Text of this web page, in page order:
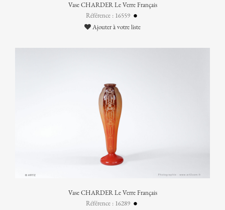
Vase CHARDER Le Verre Français
Référence : 16559
Ajouter à votre liste
Vase CHARDER Le Verre Français
Référence : 16289